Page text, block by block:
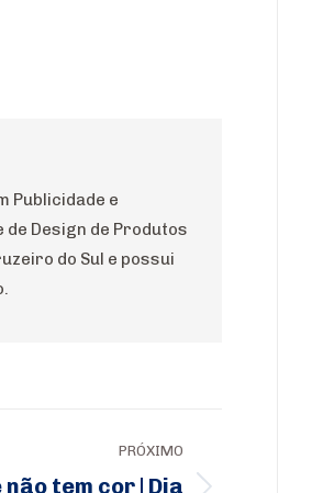
Publicidade e
de Design de Produtos
do Sul e possui
PRÓXIMO
tem cor | Dia